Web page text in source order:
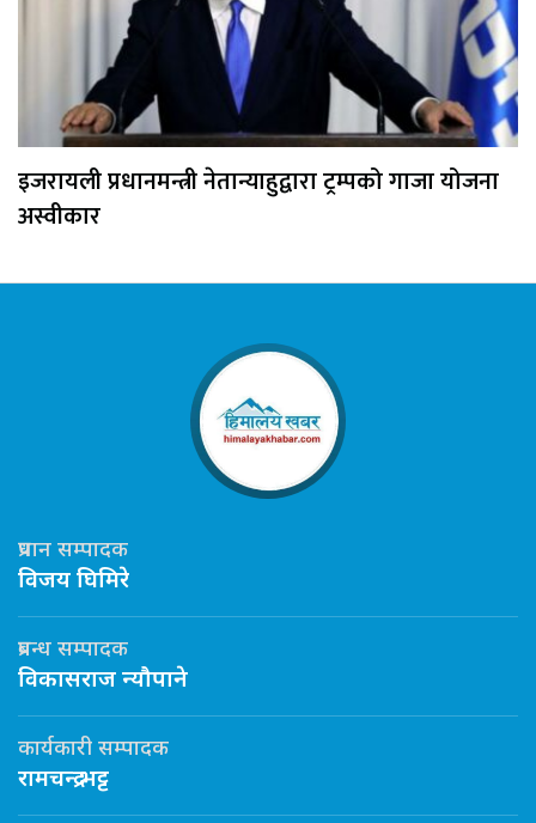
इजरायली प्रधानमन्त्री नेतान्याहुद्वारा ट्रम्पको गाजा योजना
अस्वीकार
प्रधान सम्पादक
विजय घिमिरे
प्रबन्ध सम्पादक
विकासराज न्यौपाने
कार्यकारी सम्पादक
रामचन्द्र भट्ट